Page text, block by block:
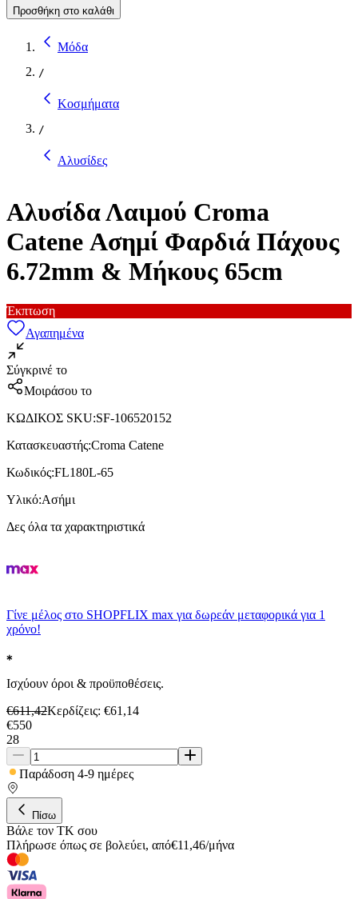
Προσθήκη στο καλάθι
Μόδα
/
Κοσμήματα
/
Αλυσίδες
Αλυσίδα Λαιμού Croma
Catene Ασημί Φαρδιά Πάχους
6.72mm & Μήκους 65cm
Έκπτωση
Αγαπημένα
Σύγκρινέ το
Μοιράσου το
ΚΩΔΙΚΟΣ SKU:SF-106520152
Κατασκευαστής:Croma Catene
Κωδικός:FL180L-65
Υλικό:Ασήμι
Δες όλα τα χαρακτηριστικά
Γίνε μέλος στο SHOPFLIX max για δωρεάν μεταφορικά για 1
χρόνο!
Ισχύουν όροι & προϋποθέσεις.
€611,42Κερδίζεις: €61,14
€550
28
Παράδοση 4-9 ημέρες
Πίσω
Βάλε τον ΤΚ σου
Πλήρωσε όπως σε βολεύει, από€11,46/μήνα